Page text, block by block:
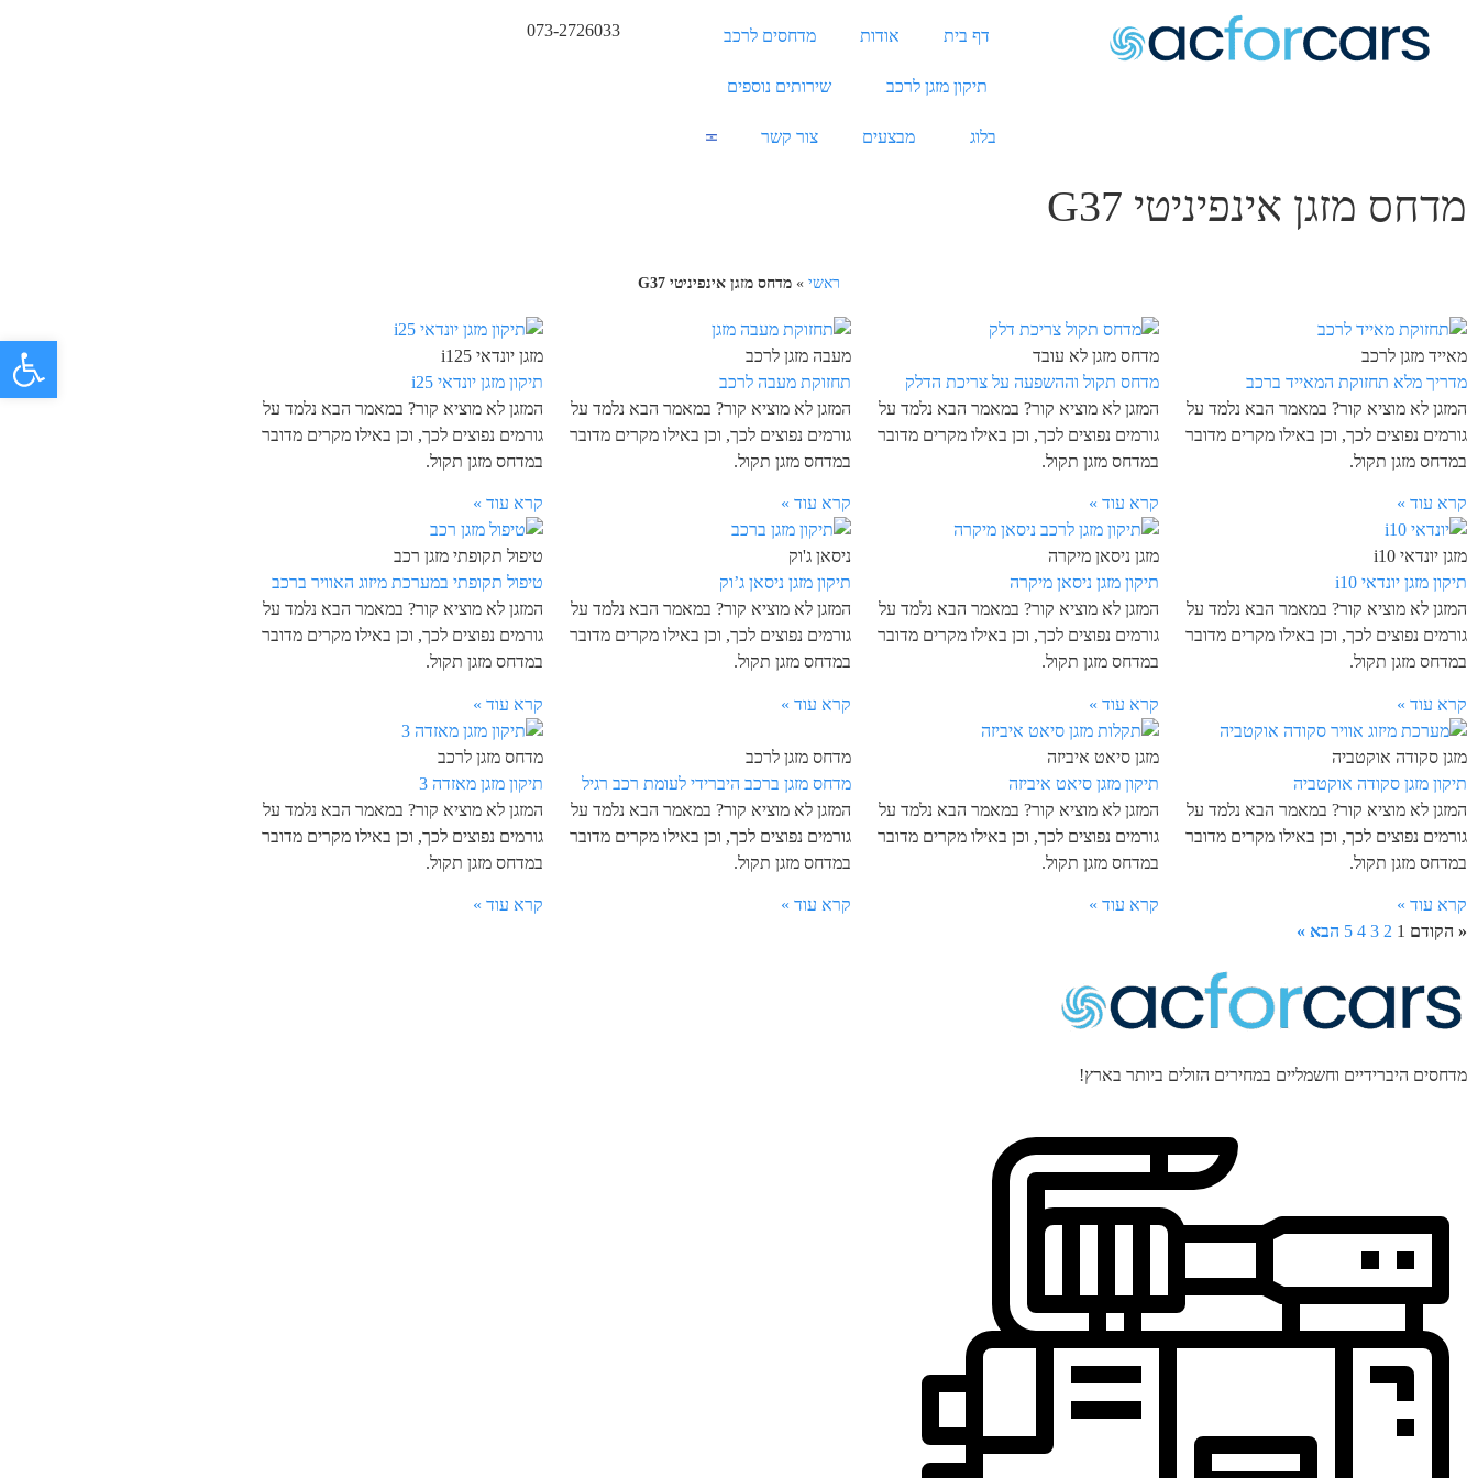
דף בית אודות מדחסים לרכב
תיקון מזגן לרכב שירותים נוספים
בלוג מבצעים צור קשר
073-2726033
מדחס מזגן אינפיניטי G37
ראשי » מדחס מזגן אינפיניטי G37
מאייד מזגן לרכב
מדריך מלא תחזוקת המאייד ברכב
המזגן לא מוציא קור? במאמר הבא נלמד על
גורמים נפוצים לכך, וכן באילו מקרים מדובר
במדחס מזגן תקול.
קרא עוד »
מדחס מזגן לא עובד
מדחס תקול וההשפעה על צריכת הדלק
המזגן לא מוציא קור? במאמר הבא נלמד על
גורמים נפוצים לכך, וכן באילו מקרים מדובר
במדחס מזגן תקול.
קרא עוד »
מעבה מזגן לרכב
תחזוקת מעבה לרכב
המזגן לא מוציא קור? במאמר הבא נלמד על
גורמים נפוצים לכך, וכן באילו מקרים מדובר
במדחס מזגן תקול.
קרא עוד »
מזגן יונדאי i125
תיקון מזגן יונדאי i25
המזגן לא מוציא קור? במאמר הבא נלמד על
גורמים נפוצים לכך, וכן באילו מקרים מדובר
במדחס מזגן תקול.
קרא עוד »
מזגן יונדאי i10
תיקון מזגן יונדאי i10
המזגן לא מוציא קור? במאמר הבא נלמד על
גורמים נפוצים לכך, וכן באילו מקרים מדובר
במדחס מזגן תקול.
קרא עוד »
מזגן ניסאן מיקרה
תיקון מזגן ניסאן מיקרה
המזגן לא מוציא קור? במאמר הבא נלמד על
גורמים נפוצים לכך, וכן באילו מקרים מדובר
במדחס מזגן תקול.
קרא עוד »
ניסאן ג'וק
תיקון מזגן ניסאן ג’וק
המזגן לא מוציא קור? במאמר הבא נלמד על
גורמים נפוצים לכך, וכן באילו מקרים מדובר
במדחס מזגן תקול.
קרא עוד »
טיפול תקופתי מזגן רכב
טיפול תקופתי במערכת מיזוג האוויר ברכב
המזגן לא מוציא קור? במאמר הבא נלמד על
גורמים נפוצים לכך, וכן באילו מקרים מדובר
במדחס מזגן תקול.
קרא עוד »
מזגן סקודה אוקטביה
תיקון מזגן סקודה אוקטביה
המזגן לא מוציא קור? במאמר הבא נלמד על
גורמים נפוצים לכך, וכן באילו מקרים מדובר
במדחס מזגן תקול.
קרא עוד »
מזגן סיאט איביזה
תיקון מזגן סיאט איביזה
המזגן לא מוציא קור? במאמר הבא נלמד על
גורמים נפוצים לכך, וכן באילו מקרים מדובר
במדחס מזגן תקול.
קרא עוד »
מדחס מזגן לרכב
מדחס מזגן ברכב היברידי לעומת רכב רגיל
המזגן לא מוציא קור? במאמר הבא נלמד על
גורמים נפוצים לכך, וכן באילו מקרים מדובר
במדחס מזגן תקול.
קרא עוד »
מדחס מזגן לרכב
תיקון מזגן מאזדה 3
המזגן לא מוציא קור? במאמר הבא נלמד על
גורמים נפוצים לכך, וכן באילו מקרים מדובר
במדחס מזגן תקול.
קרא עוד »
« הקודם 1
2
3
4
5 הבא »
מדחסים היברידיים וחשמליים במחירים הזולים ביותר בארץ!